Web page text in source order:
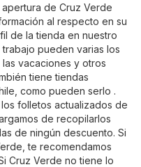
de Cruz Verde
al respecto en su
de la tienda en nuestro
pueden varias los
vacaciones y otros
tiene tiendas
como pueden serlo .
folletos actualizados de
de recopilarlos
de ningún descuento. Si
te recomendamos
Cruz Verde no tiene lo